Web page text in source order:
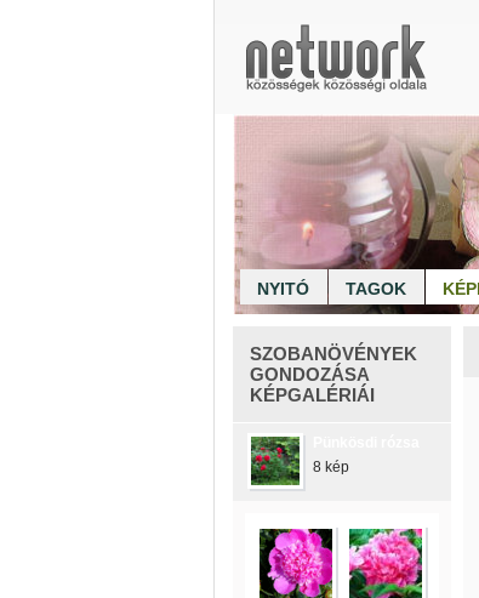
NYITÓ TAGOK
SZOBANÖVÉNYEK
GONDOZÁSA
KÉPGALÉRIÁI
8 kép